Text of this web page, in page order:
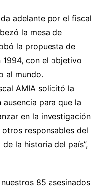
adelante por el fiscal
la mesa de
la propuesta de
1994, con el objetivo
al mundo.
AMIA solicitó la
para que la
en la investigación
responsables del
la historia del país”,
85 asesinados